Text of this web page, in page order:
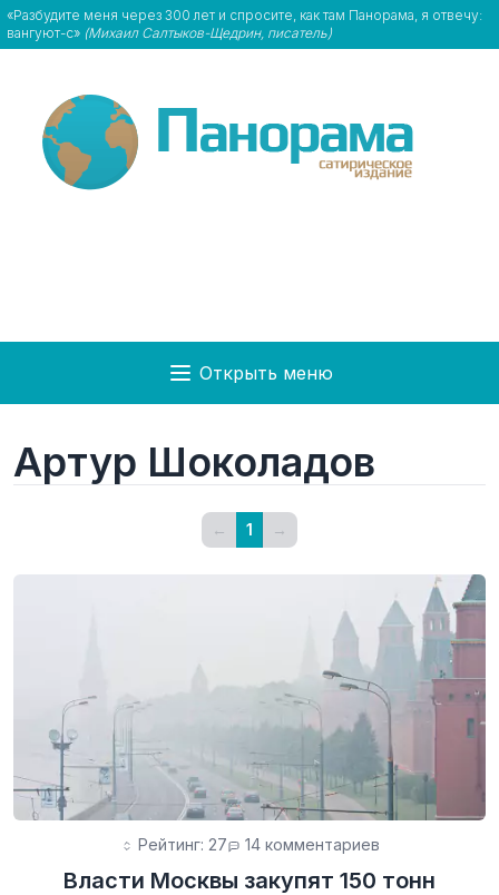
«Разбудите меня через 300 лет и спросите, как там Панорама, я отвечу:
вангуют-с» (Михаил Салтыков-Щедрин, писатель)
Открыть меню
Артур Шоколадов
← 1 →
Рейтинг: 27 14 комментариев
Власти Москвы закупят 150 тонн